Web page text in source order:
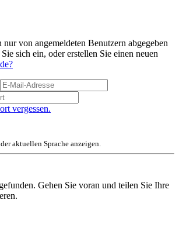
von angemeldeten Benutzern abgegeben
sich ein, oder erstellen Sie einen neuen
vergessen.
aktuellen Sprache anzeigen.
Gehen Sie voran und teilen Sie Ihre